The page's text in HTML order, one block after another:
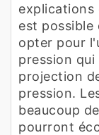
explications
est possible
opter pour
pression
projection
pression.
beaucoup
pourront